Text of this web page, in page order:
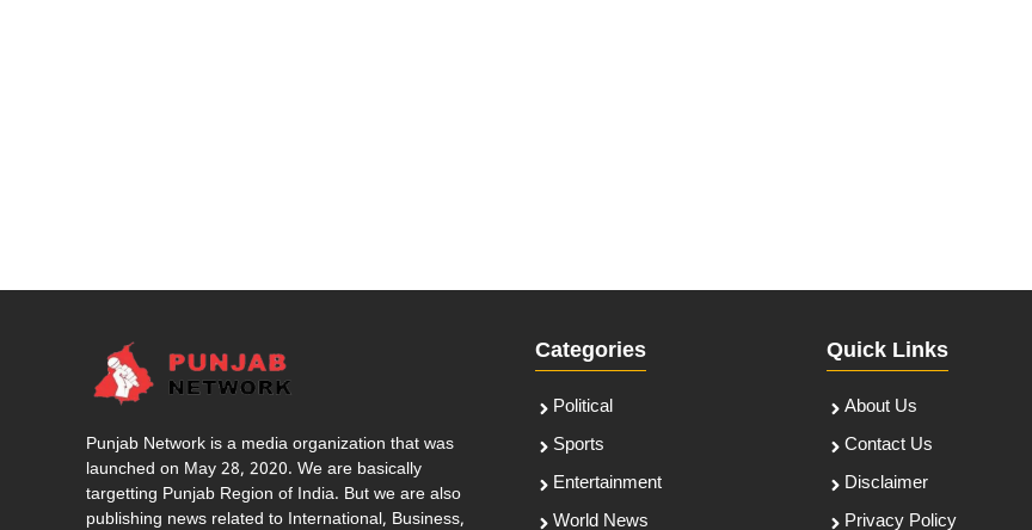
Punjab Network is a media organization that was
launched on May 28, 2020. We are basically
targetting Punjab Region of India. But we are also
publishing news related to International, Business,
Categories
Political
Sports
Entertainment
World News
Quick Links
About Us
Contact Us
Disclaimer
Privacy Policy